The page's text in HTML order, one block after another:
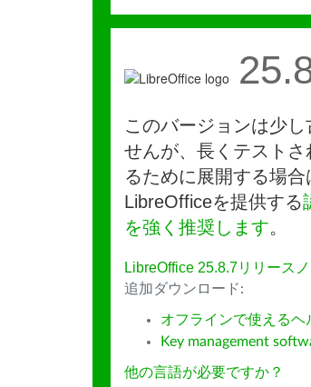
このバージョンは少
せんが、長くテスト
るために展開する場
LibreOfficeを提供する
を強く推奨します。
LibreOffice 25.8.7リリースノ
追加ダウンロード:
オフラインで使えるヘ
Key management
他の言語が必要ですか？